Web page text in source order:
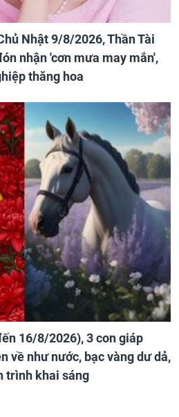
Nhật 9/8/2026, Thần Tài
nhận 'cơn mưa may mắn',
thăng hoa
16/8/2026), 3 con giáp
về như nước, bạc vàng dư dả,
trình khai sáng